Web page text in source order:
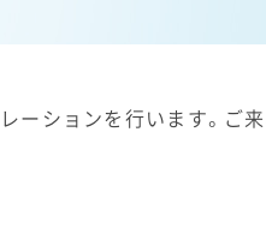
ーションを行います。ご